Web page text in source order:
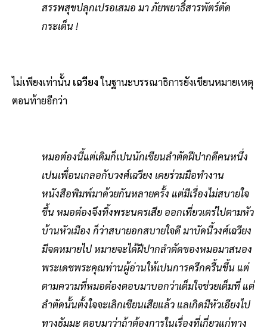
สรรพสุขปลุกเปรอเสมอ มา ภัยพยาธิ์สารพัตร์ตัด
กระเด็น !
ไม่เพียงเท่านั้น เฉวียงในฐานะบรรณาธิการยังเขียนหมายเหตุ
ตอนท้ายอีกว่า
หมอต๋องนี้แต่เดิมก็เปนนักเขียนลำตัดฝีปากดีคนหนึ่ง
เปนเพื่อนเกลอกับวงศ์เฉวียง เคยร่วมมือทำงาน
หนังสือพิมพ์มาด้วยกันหลายครั้ง แต่มีเรื่องไม่สบายใจ
ขึ้น หมอต๋องจึงทิ้งพระนครเสีย ออกเที่ยวเตร่ไปตามหัว
บ้านหัวเมือง ก็ว่าสบายอกสบายใจดี มาบัดนี้วงศ์เฉวียง
มีจดหมายไป หมายจะได้ฝีปากลำตัดของหมอมาสนอง
พระเดชพระคุณท่านผู้อ่านให้เปนการครึกครื้นขึ้น แต่
ตามความที่หมอต๋องตอบมาบอกว่าเต็มใจช่วยเต็มที่ แต่
ลำตัดนั้นตั้งใจจะเลิกเขียนเสียแล้ว แลเกิดมีหัวเอียงไป
ทางธัมมะ ตอบมาว่าถ้าต้องการในเรื่องที่เกี่ยวแก่ทาง